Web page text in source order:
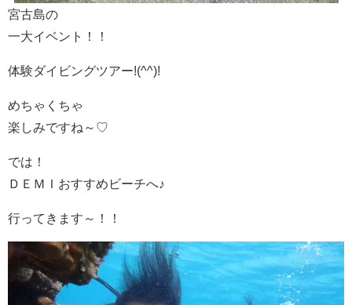
宮古島の
一大イベント！！
体験ダイビングツアー!(^^)!
めちゃくちゃ
楽しみですね～♡
では！
ＤＥＭＩおすすめビーチへ♪
行ってきます～！！